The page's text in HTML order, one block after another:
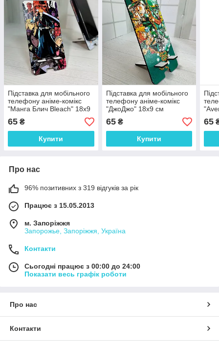
Підставка для мобільного
телефону аніме-комікс
"Манга Блич Bleach" 18х9
см
65 ₴
Купити
Підставка для мобільного
телефону аніме-комікс
"ДжоДжо" 18х9 см
65₴
Купити
65
Про нас
96% позитивних з 319 відгуків за рік
Працює з 15.05.2013
м. Запоріжжя
Запорожье, Запоріжжя, Україна
Контакти
Сьогодні працює з 00:00 до 24:00
Показати весь графік роботи
Про нас
Контакти